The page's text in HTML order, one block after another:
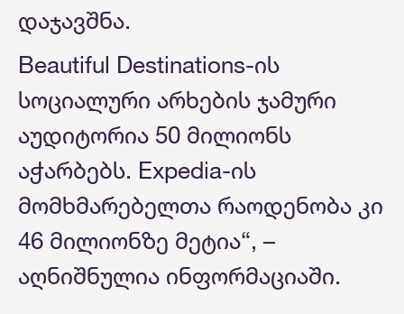
დაჯავშნა.
Beautiful Destinations-ის
სოციალური არხების ჯამური
აუდიტორია 50 მილიონს
აჭარბებს. Expedia-ის
მომხმარებელთა რაოდენობა კი
46 მილიონზე მეტია“, –
აღნიშნულია ინფორმაციაში.